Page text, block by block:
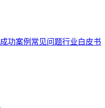
成功案例 常见问题行业白皮书